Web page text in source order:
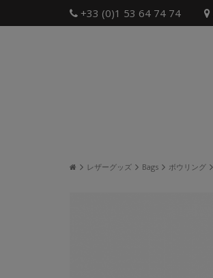
+33 (0)1 53 64 74 74
レザーグッズ Bags ボウリング